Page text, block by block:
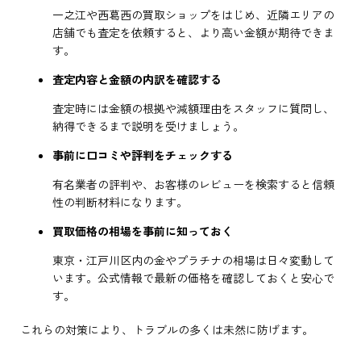
一之江や西葛西の買取ショップをはじめ、近隣エリアの
店舗でも査定を依頼すると、より高い金額が期待できま
す。
査定内容と金額の内訳を確認する
査定時には金額の根拠や減額理由をスタッフに質問し、
納得できるまで説明を受けましょう。
事前に口コミや評判をチェックする
有名業者の評判や、お客様のレビューを検索すると信頼
性の判断材料になります。
買取価格の相場を事前に知っておく
東京・江戸川区内の金やプラチナの相場は日々変動して
います。公式情報で最新の価格を確認しておくと安心で
す。
これらの対策により、トラブルの多くは未然に防げます。